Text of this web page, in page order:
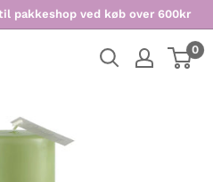
pakkeshop ved køb over 600kr
0